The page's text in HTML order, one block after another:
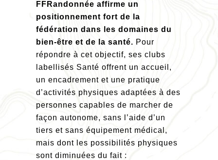
FFRandonnée affirme un
positionnement fort de la
fédération dans les domaines du
bien-être et de la santé. Pour
répondre à cet objectif, ses clubs
labellisés Santé offrent un accueil,
un encadrement et une pratique
d’activités physiques adaptées à des
personnes capables de marcher de
façon autonome, sans l’aide d’un
tiers et sans équipement médical,
mais dont les possibilités physiques
sont diminuées du fait :